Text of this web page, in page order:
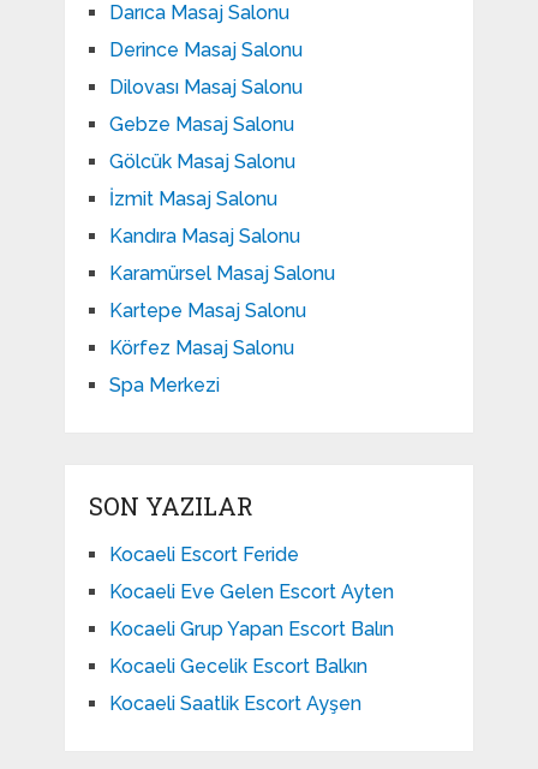
Darıca Masaj Salonu
Derince Masaj Salonu
Dilovası Masaj Salonu
Gebze Masaj Salonu
Gölcük Masaj Salonu
İzmit Masaj Salonu
Kandıra Masaj Salonu
Karamürsel Masaj Salonu
Kartepe Masaj Salonu
Körfez Masaj Salonu
Spa Merkezi
SON YAZILAR
Kocaeli Escort Feride
Kocaeli Eve Gelen Escort Ayten
Kocaeli Grup Yapan Escort Balın
Kocaeli Gecelik Escort Balkın
Kocaeli Saatlik Escort Ayşen